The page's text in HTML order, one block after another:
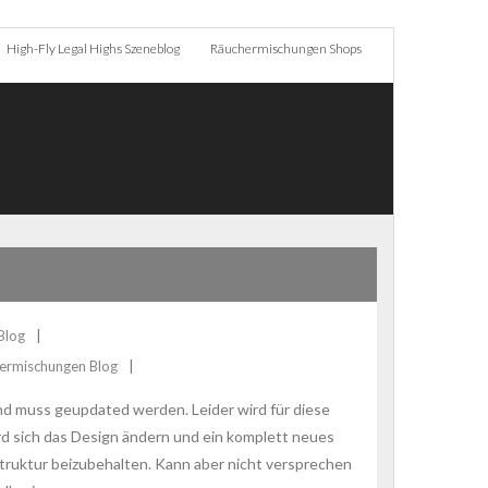
High-Fly Legal Highs Szeneblog Räuchermischungen Shops
Blog
muss geupdated werden. Leider wird für diese
sich das Design ändern und ein komplett neues
beizubehalten. Kann aber nicht versprechen